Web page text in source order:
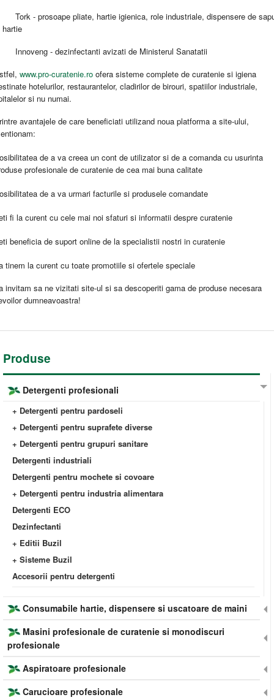
Tork - prosoape pliate, hartie igienica, role industriale, dispensere de
hartie
Innoveng - dezinfectanti avizati de Ministerul Sanatatii
www.pro-curatenie.ro ofera sisteme complete de curatenie si igiena
hotelurilor, restaurantelor, cladirilor de birouri, spatiilor industriale,
si nu numai.
avantajele de care beneficiati utilizand noua platforma a site-ului,
de a va creea un cont de utilizator si de a comanda cu usurinta
profesionale de curatenie de cea mai buna calitate
de a va urmari facturile si produsele comandate
fi la curent cu cele mai noi sfaturi si informatii despre curatenie
beneficia de suport online de la specialistii nostri in curatenie
tinem la curent cu toate promotiile si ofertele speciale
invitam sa ne vizitati site-ul si sa descoperiti gama de produse necesara
dumneavoastra!
Produse
Detergenti profesionali
+ Detergenti pentru pardoseli
+ Detergenti pentru suprafete diverse
+ Detergenti pentru grupuri sanitare
Detergenti industriali
Detergenti pentru mochete si covoare
+ Detergenti pentru industria alimentara
Detergenti ECO
Dezinfectanti
+ Editii Buzil
+ Sisteme Buzil
Accesorii pentru detergenti
Consumabile hartie, dispensere si uscatoare de maini
Masini profesionale de curatenie si monodiscuri
profesionale
Aspiratoare profesionale
Carucioare profesionale